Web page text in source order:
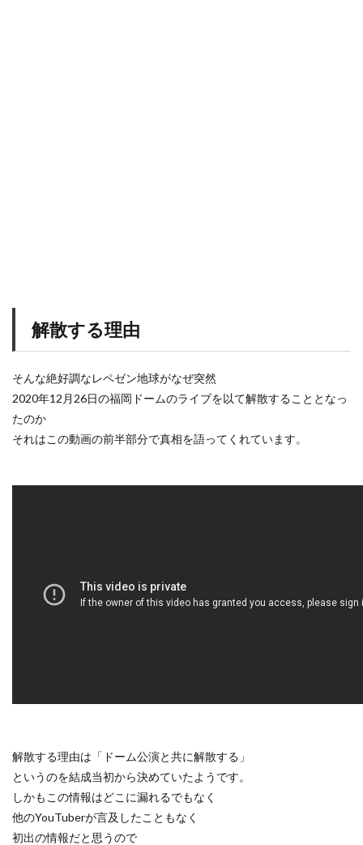
解散する理由
そんな絶好調なレペゼン地球がなぜ突然
2020年12月26日の福岡ドームのライブを以て解散することとなっ
たのか
それはこの動画の前半部分で真相を語ってくれています。
解散する理由は「ドーム公演と共に解散する」
というのを結成当初から決めていたようです。
しかもこの情報はどこに漏れるでもなく
他のYouTuberが言及したこともなく
初出の情報だと思うので